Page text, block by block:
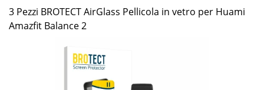
3 Pezzi BROTECT AirGlass Pellicola in vetro per Huami
Amazfit Balance 2